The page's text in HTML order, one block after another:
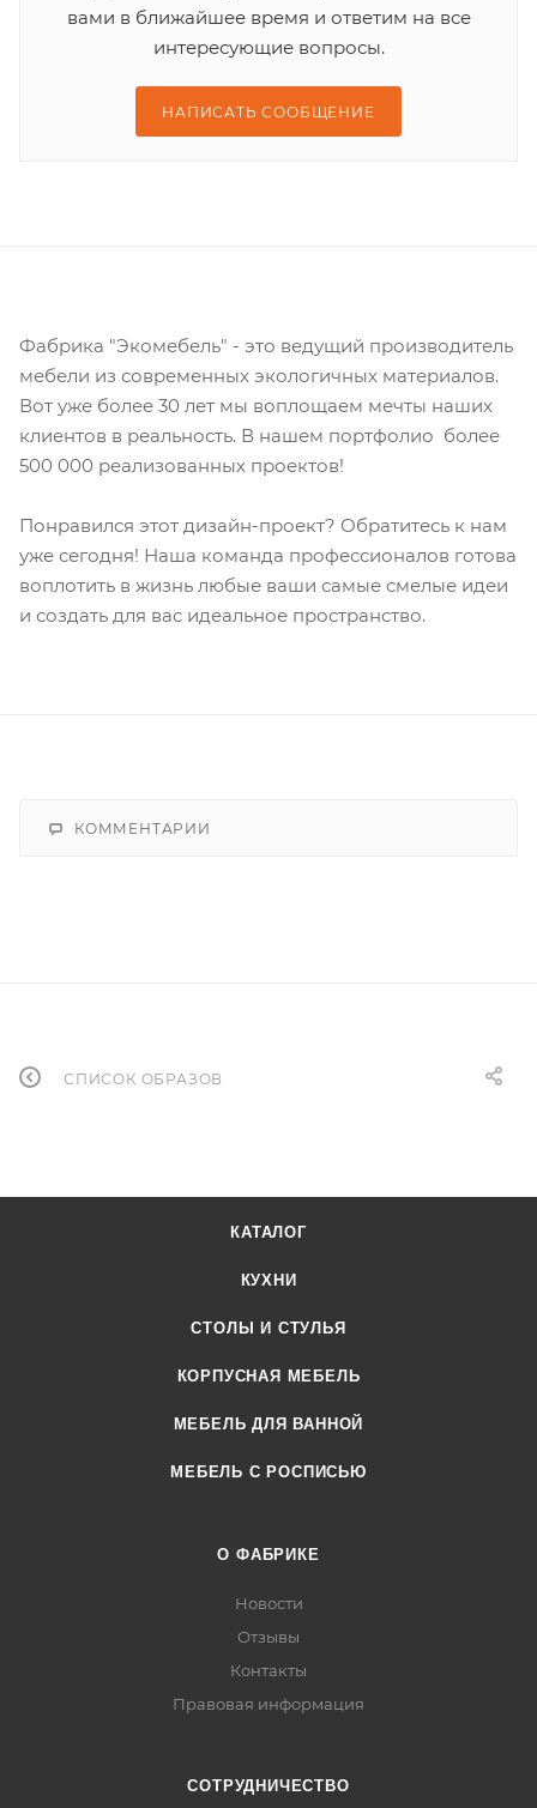
вами в ближайшее время и ответим на все
интересующие вопросы.
НАПИСАТЬ СООБЩЕНИЕ
Фабрика "Экомебель" - это ведущий производитель
мебели из современных экологичных материалов.
Вот уже более 30 лет мы воплощаем мечты наших
клиентов в реальность. В нашем портфолио более
500 000 реализованных проектов!
Понравился этот дизайн-проект? Обратитесь к нам
уже сегодня! Наша команда профессионалов готова
воплотить в жизнь любые ваши самые смелые идеи
и создать для вас идеальное пространство.
КОММЕНТАРИИ
СПИСОК ОБРАЗОВ
КАТАЛОГ
КУХНИ
СТОЛЫ И СТУЛЬЯ
КОРПУСНАЯ МЕБЕЛЬ
МЕБЕЛЬ ДЛЯ ВАННОЙ
МЕБЕЛЬ С РОСПИСЬЮ
О ФАБРИКЕ
Новости
Отзывы
Контакты
Правовая информация
СОТРУДНИЧЕСТВО